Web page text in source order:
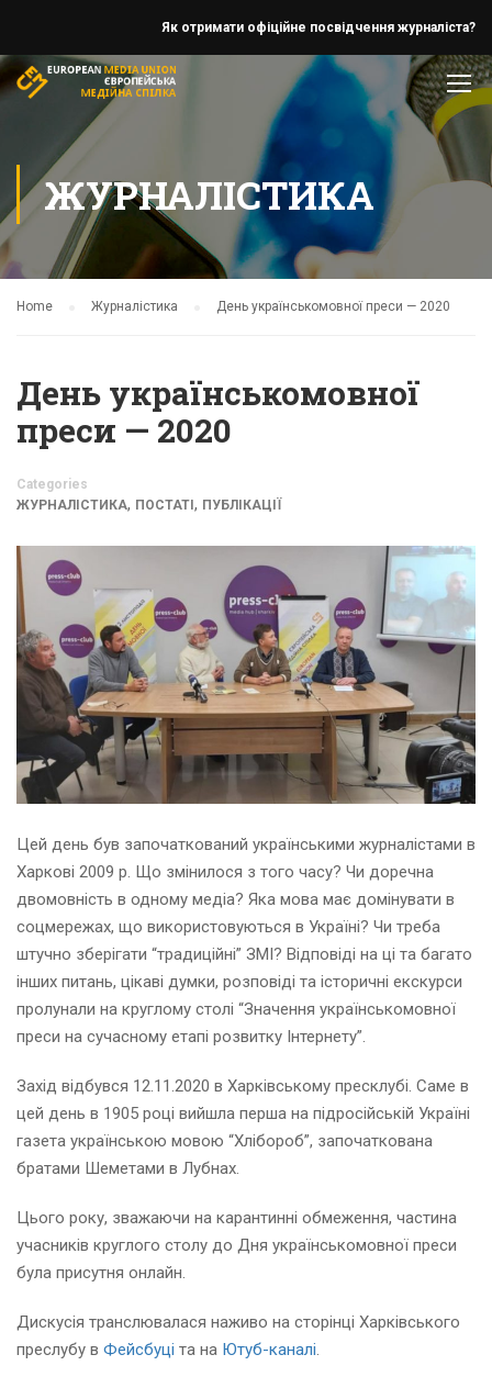
Як отримати офіційне посвідчення журналіста?
ЖУРНАЛІСТИКА
Home Журналістика День українськомовної преси — 2020
День українськомовної
преси — 2020
Categories
ЖУРНАЛІСТИКА, ПОСТАТІ , ПУБЛІКАЦІЇ
Цей день був започаткований українськими журналістами в
Харкові 2009 р. Що змінилося з того часу? Чи доречна
двомовність в одному медіа? Яка мова має домінувати в
соцмережах, що використовуються в Україні? Чи треба
штучно зберігати “традиційні” ЗМІ? Відповіді на ці та багато
інших питань, цікаві думки, розповіді та історичні екскурси
пролунали на круглому столі “Значення українськомовної
преси на сучасному етапі розвитку Інтернету”.
Захід відбувся 12.11.2020 в Харківському пресклубі. Саме в
цей день в 1905 році вийшла перша на підросійській Україні
газета українською мовою “Хлібороб”, започаткована
братами Шеметами в Лубнах.
Цього року, зважаючи на карантинні обмеження, частина
учасників круглого столу до Дня українськомовної преси
була присутня онлайн.
Дискусія транслювалася наживо на сторінці Харківського
преслубу в Фейсбуці та на Ютуб-каналі.